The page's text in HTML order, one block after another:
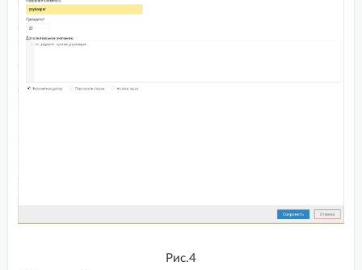
Winwinland CRM
Биллинг InstantCMS 2.14
Рис.4